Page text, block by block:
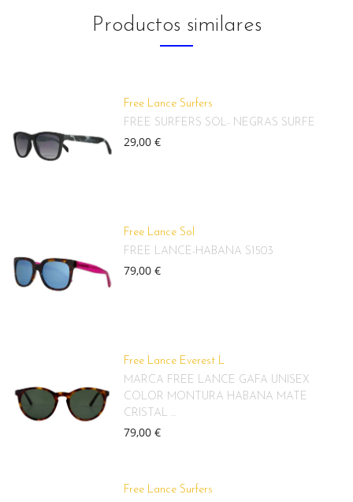
Productos similares
Free Lance Surfers
FREE SURFERS SOL- NEGRAS SURFE
29,00 €
Free Lance Sol
FREE LANCE-HABANA S1503
79,00 €
Free Lance Everest L
MARCA FREE LANCE GAFA UNISEX
COLOR MONTURA HABANA MATE
CRISTAL ...
79,00 €
Free Lance Surfers